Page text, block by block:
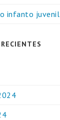
infanto juvenil